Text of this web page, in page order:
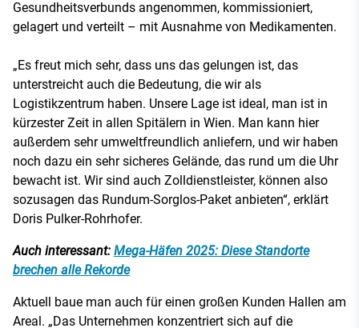
Gesundheitsverbunds angenommen, kommissioniert,
gelagert und verteilt – mit Ausnahme von Medikamenten.
„Es freut mich sehr, dass uns das gelungen ist, das
unterstreicht auch die Bedeutung, die wir als
Logistikzentrum haben. Unsere Lage ist ideal, man ist in
kürzester Zeit in allen Spitälern in Wien. Man kann hier
außerdem sehr umweltfreundlich anliefern, und wir haben
noch dazu ein sehr sicheres Gelände, das rund um die Uhr
bewacht ist. Wir sind auch Zolldienstleister, können also
sozusagen das Rundum-Sorglos-Paket anbieten“, erklärt
Doris Pulker-Rohrhofer.
Auch interessant: Mega-Häfen 2025: Diese Standorte
brechen alle Rekorde
Aktuell baue man auch für einen großen Kunden Hallen am
Areal. „Das Unternehmen konzentriert sich auf die